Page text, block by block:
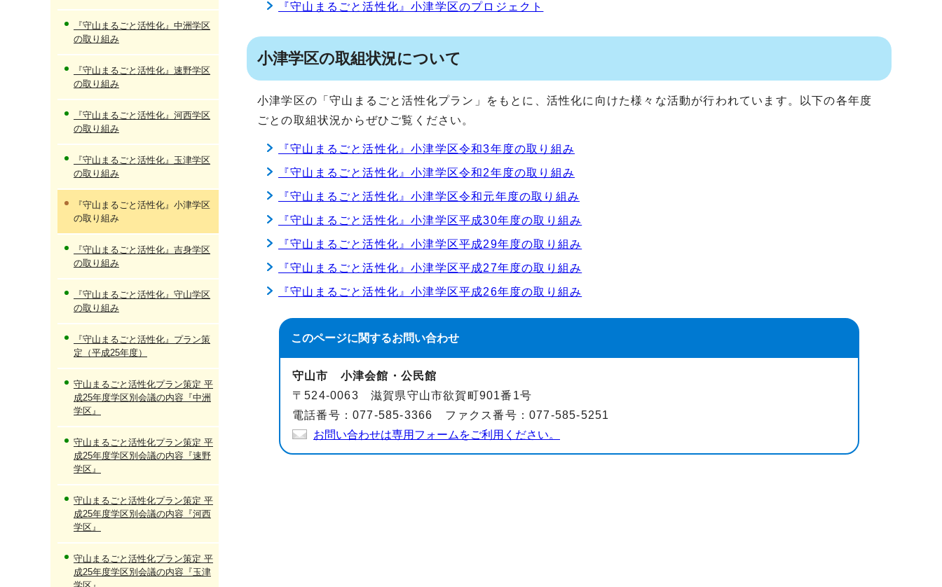
『守山まるごと活性化』小津学区のプロジェクト
小津学区の取組状況について
小津学区の「守山まるごと活性化プラン」をもとに、活性化に向けた様々な活動が行われています。以下の各年度
ごとの取組状況からぜひご覧ください。
『守山まるごと活性化』小津学区令和3年度の取り組み
『守山まるごと活性化』小津学区令和2年度の取り組み
『守山まるごと活性化』小津学区令和元年度の取り組み
『守山まるごと活性化』小津学区平成30年度の取り組み
『守山まるごと活性化』小津学区平成29年度の取り組み
『守山まるごと活性化』小津学区平成27年度の取り組み
『守山まるごと活性化』小津学区平成26年度の取り組み
このページに関するお問い合わせ
守山市 小津会館・公民館
〒524-0063 滋賀県守山市欲賀町901番1号
電話番号：077-585-3366 ファクス番号：077-585-5251
お問い合わせは専用フォームをご利用ください。
『守山まるごと活性化』中洲学区
の取り組み
『守山まるごと活性化』速野学区
の取り組み
『守山まるごと活性化』河西学区
の取り組み
『守山まるごと活性化』玉津学区
の取り組み
『守山まるごと活性化』小津学区
の取り組み
『守山まるごと活性化』吉身学区
の取り組み
『守山まるごと活性化』守山学区
の取り組み
『守山まるごと活性化』プラン策
定（平成25年度）
守山まるごと活性化プラン策定 平
成25年度学区別会議の内容『中洲
学区』
守山まるごと活性化プラン策定 平
成25年度学区別会議の内容『速野
学区』
守山まるごと活性化プラン策定 平
成25年度学区別会議の内容『河西
学区』
守山まるごと活性化プラン策定 平
成25年度学区別会議の内容『玉津